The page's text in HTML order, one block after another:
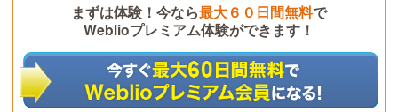
まずは体験！今なら最大６０日間無料で
Weblioプレミアム体験ができます！